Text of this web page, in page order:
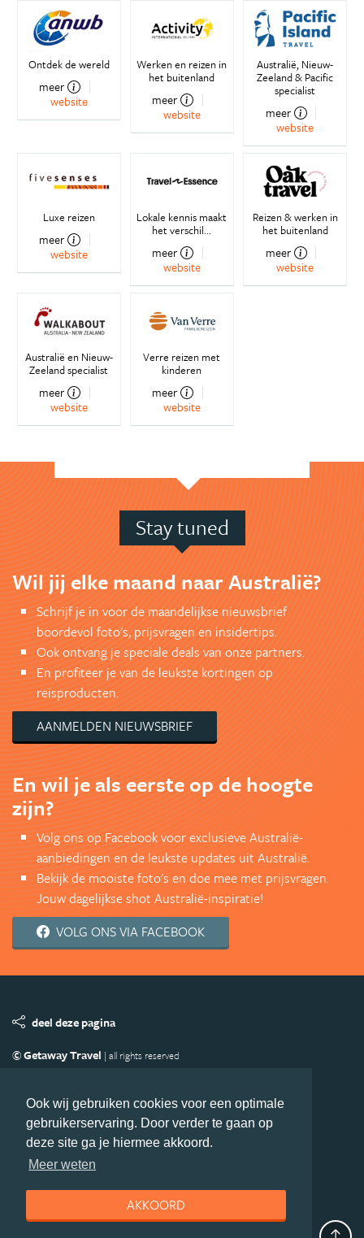
Ook wij gebruiken cookies voor een optimale
gebruikerservaring. Door verder te gaan op
deze site ga je hiermee akkoord.
Meer weten
AKKOORD
Ontdek de wereld
meer
website
Werken en reizen in
het buitenland
meer
website
Australië, Nieuw-
Zeeland & Pacific
specialist
meer
website
Luxe reizen
meer
website
Lokale kennis maakt
het verschil...
meer
website
Reizen & werken in
het buitenland
meer
website
Australië en Nieuw-
Zeeland specialist
meer
website
Verre reizen met
kinderen
meer
website
Stay tuned
Wil jij elke maand naar Australië?
Schrijf je in voor de maandelijkse nieuwsbrief
boordevol foto's, prijsvragen en insidertips.
Ook ontvang je speciale deals van onze partners.
En profiteer je van de leukste kortingen op
reisproducten.
AANMELDEN NIEUWSBRIEF
En wil je als eerste op de hoogte
zijn?
Volg ons op Facebook voor exclusieve Australië-
aanbiedingen en de leukste updates uit Australië.
Bekijk de mooiste foto's en doe mee met prijsvragen.
Jouw dagelijkse shot Australië-inspiratie!
VOLG ONS VIA FACEBOOK
deel deze pagina
© Getaway Travel | all rights reserved
Copyright
Privacy statement Disclaimer
Cookies
Volg Australie.nl
Nieuwsbrief
Facebook